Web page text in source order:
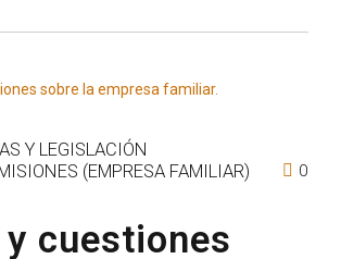
Y LEGISLACIÓN
(EMPRESA FAMILIAR)
0
y cuestiones